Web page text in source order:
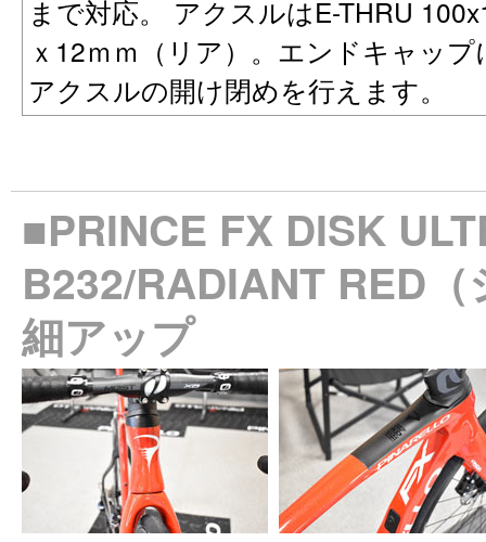
まで対応。 アクスルはE-THRU
ｘ12ｍｍ（リア）。エンドキャッ
アクスルの開け閉めを行えます。
■PRINCE FX DISK
B232/RADIANT RED
細アップ